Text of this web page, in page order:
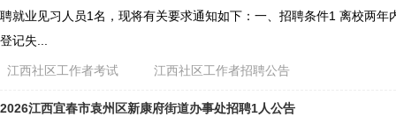
聘就业见习人员1名，现将有关要求通知如下：一、招聘条件1 离校两年
登记失...
江西社区工作者考试 江西社区工作者招聘公告
2026江西宜春市袁州区新康府街道办事处招聘1人公告